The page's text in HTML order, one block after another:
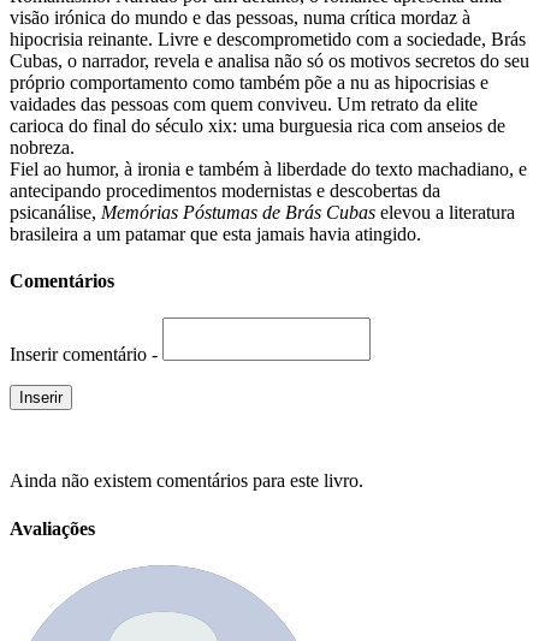
visão irónica do mundo e das pessoas, numa crítica mordaz à
hipocrisia reinante. Livre e descomprometido com a sociedade, Brás
Cubas, o narrador, revela e analisa não só os motivos secretos do seu
próprio comportamento como também põe a nu as hipocrisias e
vaidades das pessoas com quem conviveu. Um retrato da elite
carioca do final do século xix: uma burguesia rica com anseios de
nobreza.
Fiel ao humor, à ironia e também à liberdade do texto machadiano, e
antecipando procedimentos modernistas e descobertas da
psicanálise, Memórias Póstumas de Brás Cubas elevou a literatura
brasileira a um patamar que esta jamais havia atingido.
Comentários
Inserir comentário -
Ainda não existem comentários para este livro.
Avaliações